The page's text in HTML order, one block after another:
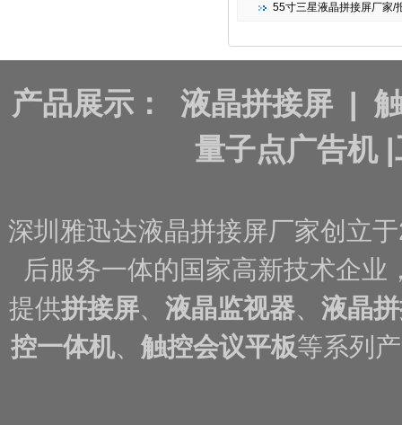
55寸三星液晶拼接屏厂家/
产品展示： 液晶拼接屏 |
量子点广告机|
深圳雅迅达液晶拼接屏厂家创立
后服务一体的国家高新技术企
提供拼接屏、 液晶监视器、 液晶
控一体机、 触控会议平板等系列